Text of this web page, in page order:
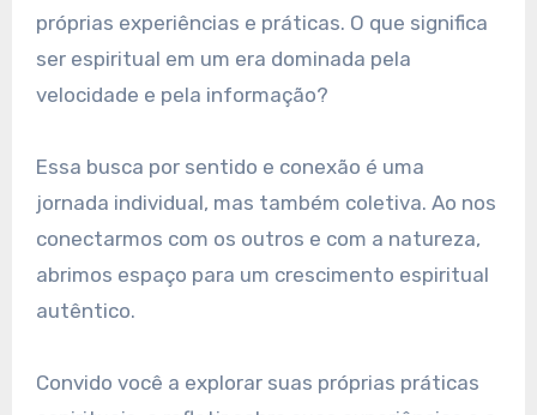
próprias experiências e práticas. O que significa
ser espiritual em um era dominada pela
velocidade e pela informação?
Essa busca por sentido e conexão é uma
jornada individual, mas também coletiva. Ao nos
conectarmos com os outros e com a natureza,
abrimos espaço para um crescimento espiritual
autêntico.
Convido você a explorar suas próprias práticas